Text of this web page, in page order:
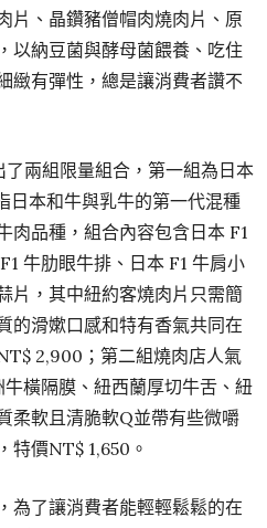
片、晶鑽豬僧帽肉燒肉片、原
以納豆菌與酵母菌餵養、吃住
緻有彈性，總是讓消費者讚不
兩組限量組合，第一組為日本
日本和牛與乳牛的第一代混種
肉品種，組合內容包含日本 F1
牛肋眼牛排、日本 F1 牛肩小
片，其中紐約客燒肉片只需簡
的滑嫰口感和特有香氣共同在
2,900；第二組燒肉店人氣
橫隔膜、紐西蘭厚切牛舌、紐
柔軟且清脆軟Q並帶有些微嚼
特價NT$ 1,650。
為了讓消費者能輕輕鬆鬆的在